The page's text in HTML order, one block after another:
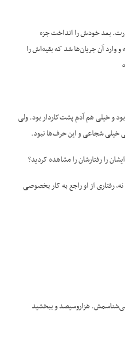
بعد خودش را انداخت جزء
وارد آن جریان‌ها شد که بقیه‌اش را
و خیلی هم آدم پشت‌کاردار بود. ولی
شجاعی و این حرف‌ها نبود.
را رفتارشان را مشاهده کردید؟
رفتاری از او راجع به کار بخصوصی
بختیار را من از ۱۳۱۶ می‌شناسمش. هزاروسیصد و ببخشید